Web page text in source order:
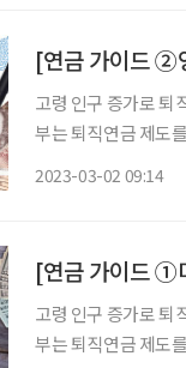
[연금 가이드 ②
고령 인구 증가로 퇴
부는 퇴직연금 제도
2023-03-02 09:14
[연금 가이드 ①
고령 인구 증가로 퇴
부는 퇴직연금 제도